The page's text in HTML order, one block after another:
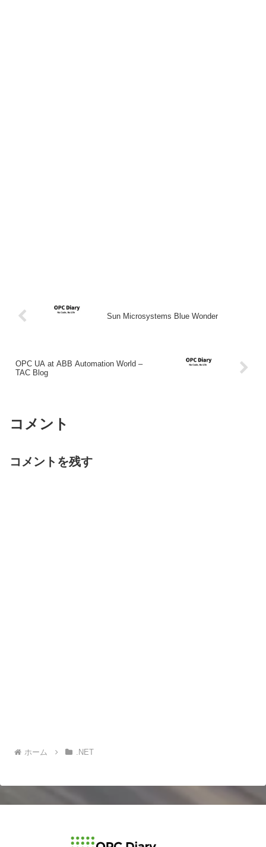
Sun Microsystems Blue Wonder
OPC UA at ABB Automation World –
TAC Blog
コメント
コメントを残す
ホーム .NET